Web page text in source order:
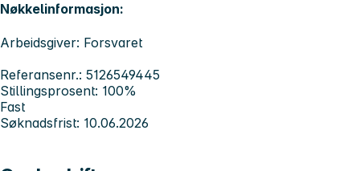
Nøkkelinformasjon:
Arbeidsgiver: Forsvaret
Referansenr.: 5126549445
Stillingsprosent: 100%
Fast
Søknadsfrist: 10.06.2026